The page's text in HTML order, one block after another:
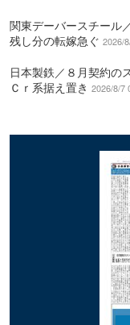
関東デーバースチール
残し分の転嫁急ぐ 2026/
日本製鉄／８月契約の
Ｃｒ系据え置き 2026/8/7